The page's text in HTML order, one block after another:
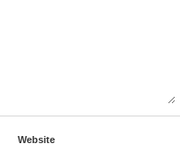
Website